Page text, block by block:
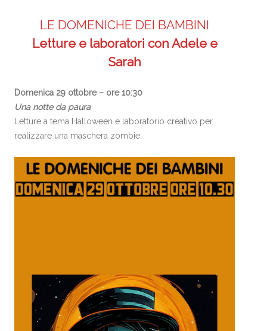
LE DOMENICHE DEI BAMBINI
Letture e laboratori con Adele e
Sarah
Domenica 29 ottobre – ore 10:30
Una notte da paura
Letture a tema Halloween e laboratorio creativo per
realizzare una maschera zombie.